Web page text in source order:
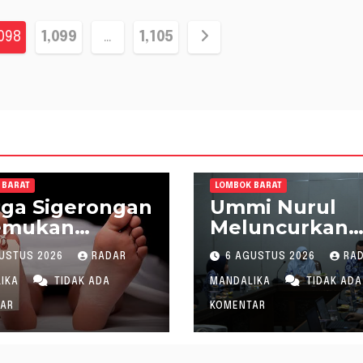
1,099 … 1,105
BARAT
Sigerongan
saat
Ikan di
2026 RADAR
TIDAK ADA
LOMBOK BARAT
Ummi Nurul
Meluncurkan
Gerakan
Menanam
Tangani Inflasi
6 AGUSTUS 2026
MANDALIKA TIDAK ADA
KOMENTAR